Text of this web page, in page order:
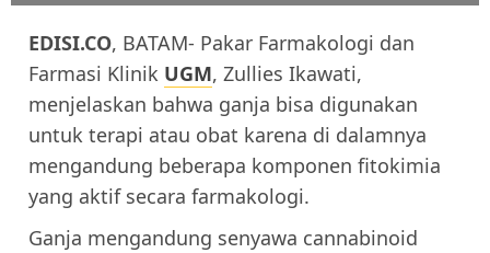
EDISI.CO, BATAM- Pakar Farmakologi dan
Farmasi Klinik UGM, Zullies Ikawati,
menjelaskan bahwa ganja bisa digunakan
untuk terapi atau obat karena di dalamnya
mengandung beberapa komponen fitokimia
yang aktif secara farmakologi.
Ganja mengandung senyawa cannabinoid